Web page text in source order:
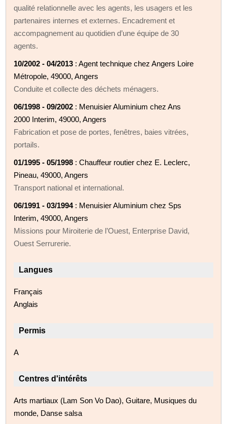
qualité relationnelle avec les agents, les usagers et les
partenaires internes et externes. Encadrement et
accompagnement au quotidien d’une équipe de 30
agents.
10/2002 - 04/2013 : Agent technique chez Angers Loire
Métropole, 49000, Angers
Conduite et collecte des déchets ménagers.
06/1998 - 09/2002 : Menuisier Aluminium chez Ans
2000 Interim, 49000, Angers
Fabrication et pose de portes, fenêtres, baies vitrées,
portails.
01/1995 - 05/1998 : Chauffeur routier chez E. Leclerc,
Pineau, 49000, Angers
Transport national et international.
06/1991 - 03/1994: Menuisier Aluminium chez Sps
Interim, 49000, Angers
Missions pour Miroiterie de l’Ouest, Enterprise David,
Ouest Serrurerie.
Langues
Français
Anglais
Permis
A
Centres d'intérêts
Arts martiaux (Lam Son Vo Dao), Guitare, Musiques du
monde, Danse salsa